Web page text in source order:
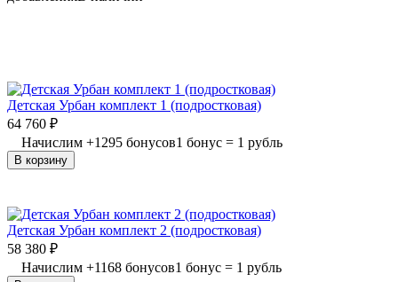
Детская Урбан комплект 1 (подростковая)
64 760 ₽
Начислим +1295 бонусов1 бонус = 1 рубль
В корзину
Детская Урбан комплект 2 (подростковая)
58 380 ₽
Начислим +1168 бонусов1 бонус = 1 рубль